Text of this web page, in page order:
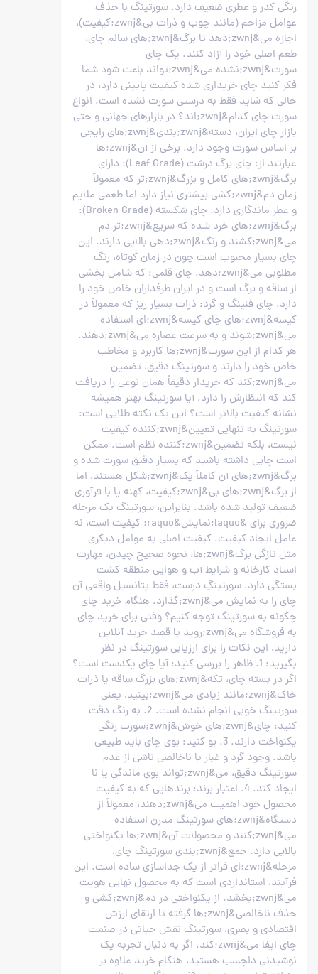
رنگی کدر و عطری ضعیف دارد. سورتینگ با حذف
عوامل مزاحم (مانند چوب و ذرات بی&zwnj;کیفیت)،
اجازه می&zwnj;دهد تا برگ&zwnj;های سالم چای،
طعم اصلی خود را آزاد کنند. یک چای
سورت&zwnj;نشده می&zwnj;تواند باعث شود شما
فکر کنید چایِ خریداری شده کیفیت پایینی دارد، در
حالی که شاید فقط به درستی سورت نشده است. انواع
سورت چای کدام&zwnj;اند؟ در بازارهای جهانی و حتی
بازار چای ایران، دسته&zwnj;بندی&zwnj;های رایجی
بر اساس سورت وجود دارد. برخی از آن&zwnj;ها
عبارتند از: چای برگ درشت (Leaf Grade): دارای
برگ&zwnj;های کامل و بزرگ&zwnj;تر که معمولاً
زمان دم&zwnj;کشی بیشتری نیاز دارد اما طعمی ملایم
و عطر ماندگاری دارد. چای شکسته (Broken Grade):
برگ&zwnj;های خرد شده که سریع&zwnj;تر دم
می&zwnj;کشند و رنگ&zwnj;دهی بالایی دارند. این
چای بسیار محبوب است چون در زمان کوتاه، رنگ
مطلوبی می&zwnj;دهد. چای قلمی: که شامل بخشی
از ساقه و برگ است و در ایران طرفداران خاص خود را
دارد. چای فنینگ و گرد: ذرات بسیار ریز که معمولاً در
کیسه&zwnj;های چای کیسه&zwnj;ای استفاده
می&zwnj;شوند و به سرعت عصاره می&zwnj;دهند.
هر کدام از این سورت&zwnj;ها کاربرد و مخاطب
خاص خود را دارند و سورتینگ دقیق، تضمین
می&zwnj;کند که خریدار دقیقاً همان نوعی را دریافت
کند که انتظارش را دارد. آیا سورتینگ بهتر همیشه
نشانه کیفیت بالاتر است؟ این یک نکته طلایی است:
سورتینگ به تنهایی تعیین&zwnj;کننده کیفیت
نیست، بلکه تضمین&zwnj;کننده نظم است. ممکن
است چایی داشته باشید که بسیار دقیق سورت شده و
برگ&zwnj;های آن کاملاً یک&zwnj;شکل هستند، اما
از برگ&zwnj;های بی&zwnj;کیفیت، کهنه یا با فرآوری
ضعیف تولید شده باشد. بنابراین، سورتینگ یک مرحله
ضروری برای &laquo;نمایش&raquo; کیفیت است، نه
عامل ایجاد کیفیت. کیفیت اصلی به عوامل دیگری
مثل تازگی برگ&zwnj;ها، نحوه صحیح چیدن، مهارت
استاد کارخانه و شرایط آب و هوایی منطقه کشت
بستگی دارد. سورتینگِ درست، فقط پتانسیل واقعی آن
چای را به نمایش می&zwnj;گذارد. هنگام خرید چای
چگونه به سورتینگ توجه کنیم؟ وقتی برای خرید چای
به فروشگاه می&zwnj;روید یا قصد خرید آنلاین
دارید، این نکات را برای ارزیابی سورتینگ در نظر
بگیرید: 1. ظاهر را بررسی کنید: آیا چای یکدست است؟
اگر در بسته چای، تکه&zwnj;های بزرگ ساقه یا ذرات
خاک&zwnj;مانند زیادی می&zwnj;بینید، یعنی
سورتینگ خوبی انجام نشده است. 2. به رنگ دقت
کنید: چای&zwnj;های خوش&zwnj;سورت رنگی
یکنواخت دارند. 3. بو کنید: بوی چای باید طبیعی
باشد. وجود گرد و غبار یا ناخالصی ناشی از عدم
سورتینگ دقیق، می&zwnj;تواند بوی ماندگی یا نا
ایجاد کند. 4. اعتبار برند: برندهایی که به کیفیت
محصول خود اهمیت می&zwnj;دهند، معمولاً از
دستگاه&zwnj;های سورتینگ مدرن استفاده
می&zwnj;کنند و محصولات آن&zwnj;ها یکنواختی
بالایی دارد. جمع&zwnj;بندی سورتینگ چای،
مرحله&zwnj;ای فراتر از یک جداسازی ساده است. این
فرآیند، استانداردی است که به محصول نهایی هویت
می&zwnj;بخشد. از یکنواختی در دم&zwnj;کشی و
حذف ناخالصی&zwnj;ها گرفته تا ارتقای ارزش
اقتصادی و بصری، سورتینگ نقش حیاتی در صنعت
چای ایفا می&zwnj;کند. اگر به دنبال تجربه یک
نوشیدنی دلچسب هستید، هنگام خرید علاوه بر